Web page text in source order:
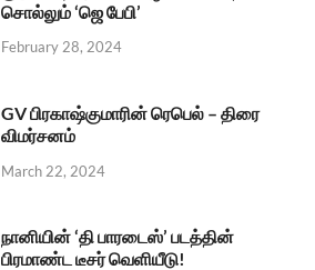
சொல்லும் ‘ஜெ பேபி’
February 28, 2024
GV பிரகாஷ்குமாரின் ரெபெல் – திரை
விமர்சனம்
March 22, 2024
நானியின் ‘தி பாரடைஸ்’ படத்தின்
பிரமாண்ட டீசர் வெளியீடு!